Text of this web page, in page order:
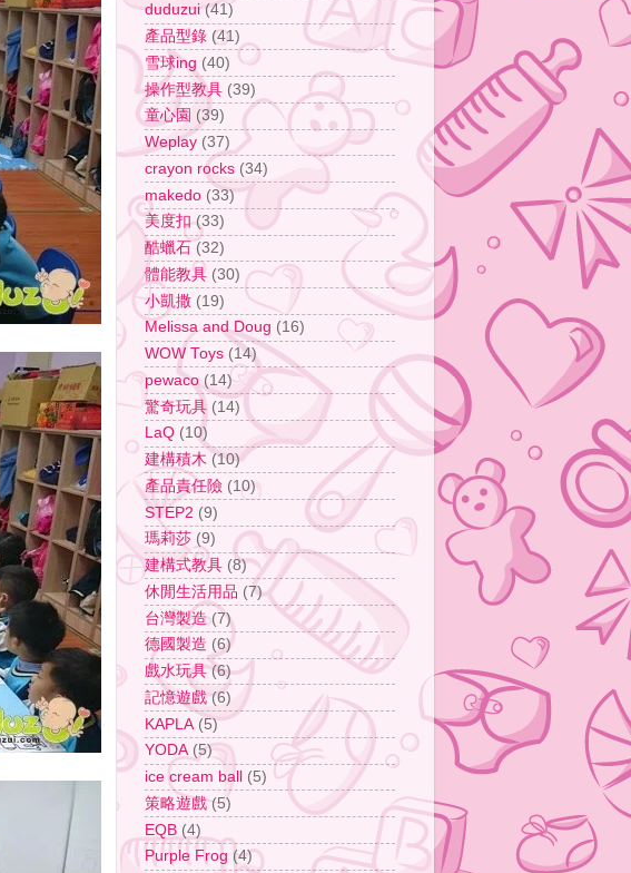
duduzui (41)
產品型錄 (41)
雪球ing (40)
操作型教具 (39)
童心園 (39)
Weplay (37)
crayon rocks (34)
makedo (33)
美度扣 (33)
酷蠟石 (32)
體能教具 (30)
小凱撒 (19)
Melissa and Doug (16)
WOW Toys (14)
pewaco (14)
驚奇玩具 (14)
LaQ (10)
建構積木 (10)
產品責任險 (10)
STEP2 (9)
瑪莉莎 (9)
建構式教具 (8)
休閒生活用品 (7)
台灣製造 (7)
德國製造 (6)
戲水玩具 (6)
記憶遊戲 (6)
KAPLA (5)
YODA (5)
ice cream ball
(5)
策略遊戲 (5)
EQB (4)
Purple Frog (4)